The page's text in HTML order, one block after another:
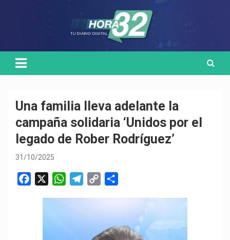
Una familia lleva adelante la
campaña solidaria ‘Unidos por el
legado de Rober Rodríguez’
31/10/2025
W
L
a